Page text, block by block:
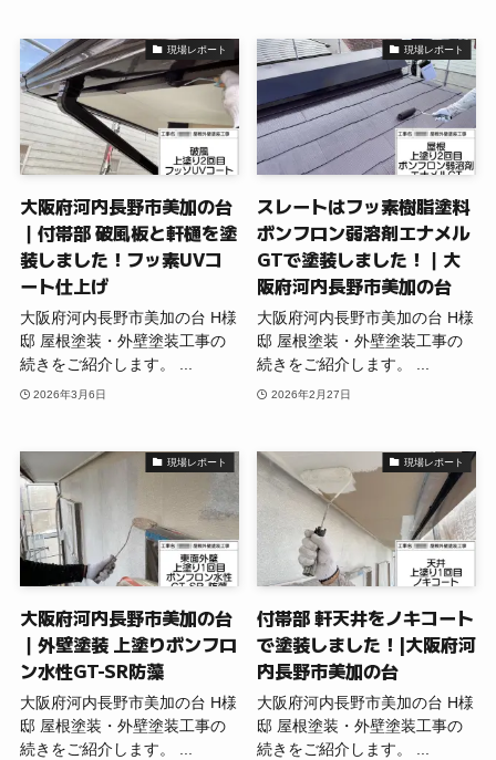
現場レポート
大阪府河内長野市美加の台
｜付帯部 破風板と軒樋を塗
装しました！フッ素UVコ
ート仕上げ
大阪府河内長野市美加の台 H様
邸 屋根塗装・外壁塗装工事の
続きをご紹介します。 ...
2026年3月6日
現場レポート
スレートはフッ素樹脂塗料
ボンフロン弱溶剤エナメル
GTで塗装しました！｜大
阪府河内長野市美加の台
大阪府河内長野市美加の台 H様
邸 屋根塗装・外壁塗装工事の
続きをご紹介します。 ...
2026年2月27日
現場レポート
大阪府河内長野市美加の台
｜外壁塗装 上塗りボンフロ
ン水性GT-SR防藻
大阪府河内長野市美加の台 H様
邸 屋根塗装・外壁塗装工事の
続きをご紹介します。 ...
現場レポート
付帯部 軒天井をノキコート
で塗装しました！|大阪府河
内長野市美加の台
大阪府河内長野市美加の台 H様
邸 屋根塗装・外壁塗装工事の
続きをご紹介します。 ...